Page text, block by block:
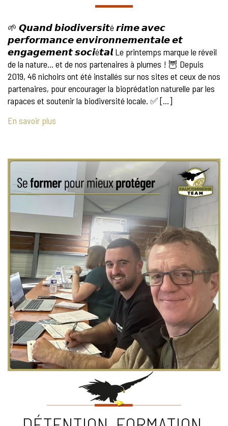
🌱 𝙌𝙪𝙖𝙣𝙙 𝙗𝙞𝙤𝙙𝙞𝙫𝙚𝙧𝙨𝙞𝙩é 𝙧𝙞𝙢𝙚 𝙖𝙫𝙚𝙘
𝙥𝙚𝙧𝙛𝙤𝙧𝙢𝙖𝙣𝙘𝙚 𝙚𝙣𝙫𝙞𝙧𝙤𝙣𝙣𝙚𝙢𝙚𝙣𝙩𝙖𝙡𝙚 𝙚𝙩
𝙚𝙣𝙜𝙖𝙜𝙚𝙢𝙚𝙣𝙩 𝙨𝙤𝙘𝙞é𝙩𝙖𝙡 Le printemps marque le réveil
de la nature… et de nos partenaires à plumes ! 🦉 Depuis
2019, 46 nichoirs ont été installés sur nos sites et ceux de nos
partenaires, pour encourager la bioprédation naturelle par les
rapaces et soutenir la biodiversité locale. ✅ […]
En savoir plus